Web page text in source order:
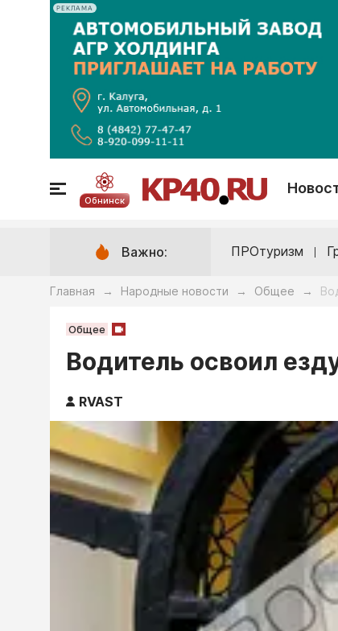
РЕКЛАМА
Обнинск
Важно: ПРОтуризм
Главная → Народные новости → Общее →
Общее
Водитель освоил
RVAST